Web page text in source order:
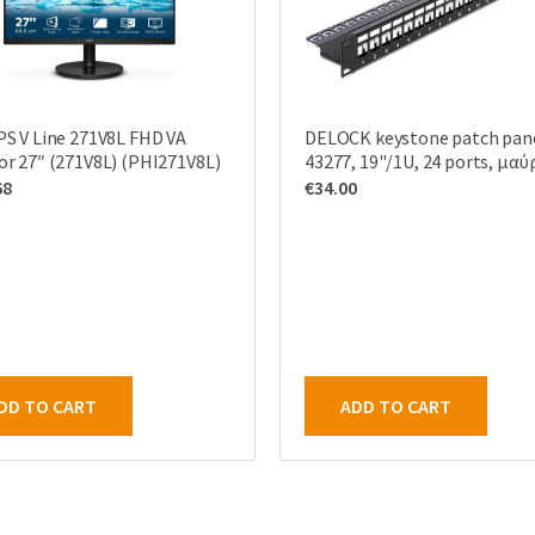
V Line 271V8L FHD VA
27″ (271V8L) (PHI271V8L)
TO CART
DELOCK keystone patch
43277, 19"/1U, 24 ports,
€34.00
ADD TO CART